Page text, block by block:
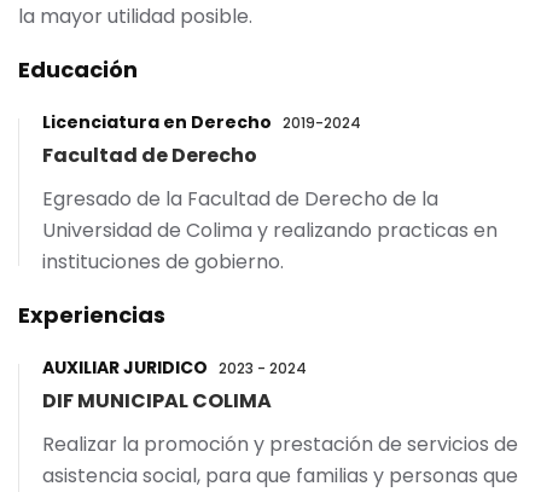
la mayor utilidad posible.
Educación
Licenciatura en Derecho 2019-2024
Facultad de Derecho
Egresado de la Facultad de Derecho de la
Universidad de Colima y realizando practicas en
instituciones de gobierno.
Experiencias
AUXILIAR JURIDICO 2023 - 2024
DIF MUNICIPAL COLIMA
Realizar la promoción y prestación de servicios de
asistencia social, para que familias y personas que